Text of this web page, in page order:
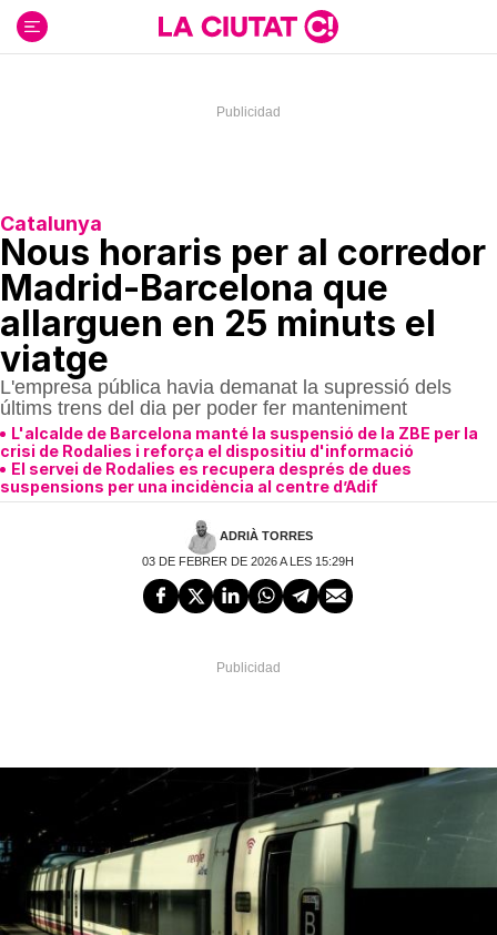
contenido
Catalunya
Nous horaris per al corredor
Madrid-Barcelona que
allarguen en 25 minuts el
viatge
L'empresa pública havia demanat la supressió dels
últims trens del dia per poder fer manteniment
L'alcalde de Barcelona manté la suspensió de la ZBE per la
crisi de Rodalies i reforça el dispositiu d'informació
El servei de Rodalies es recupera després de dues
suspensions per una incidència al centre d’Adif
ADRIÀ TORRES
03 DE FEBRER DE 2026 A LES 15:29H